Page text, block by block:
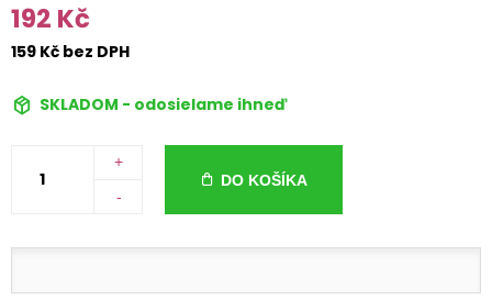
192 Kč
159 Kč bez DPH
SKLADOM - odosielame ihneď
+
-
DO KOŠÍKA